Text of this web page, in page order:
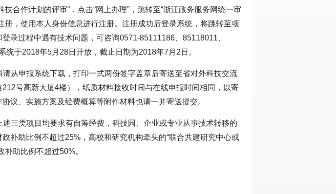
技合作计划的评审”，点击“网上办理”，跳转至“浙江政务服务网统一审
册，使用本人身份信息进行注册。注册成功后登录系统，将跳转至项
录过程中遇有技术问题，可咨询0571-85111186、85118011、
统于2018年5月28日开放，截止日期为2018年7月2日。
请从申报系统下载，打印一式两份签字盖章后寄送至省对外科技交流
号高新大厦4楼），纸质材料接收时间与在线申报时间相同，以寄
议、实施方案及经费概算等附件材料也请一并寄送提交。
述三类项目均要求有自筹经费，科技园、企业或专业从事技术转移的
补助比例不超过25%，高校和研究机构牵头的“联合共建研究中心或
补助比例不超过50%。